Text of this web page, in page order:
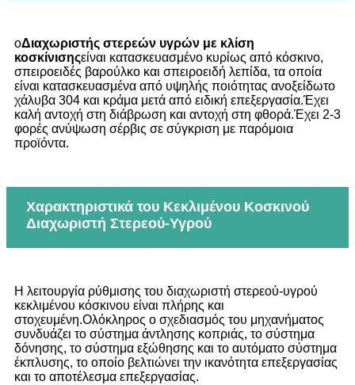
οΔιαχωριστής στερεών υγρών με κλίση
κοσκίνισηςείναι κατασκευασμένο κυρίως από κόσκινο,
σπειροειδές βαρούλκο και σπειροειδή λεπίδα, τα οποία
είναι κατασκευασμένα από υψηλής ποιότητας ανοξείδωτο
χάλυβα 304 και κράμα μετά από ειδική επεξεργασία.Έχει
καλή αντοχή στη διάβρωση και αντοχή στη φθορά.Έχει 2-3
φορές ανύψωση σέρβις σε σύγκριση με παρόμοια
προϊόντα.
Χαρακτηριστικά του Κεκλιμένου Κοσκινού
Διαχωριστή Στερεού-Υγρού
Η λειτουργία ρύθμισης του διαχωριστή στερεού-υγρού
κεκλιμένου κόσκινου είναι πλήρης και
στοχευμένη.Ολόκληρος ο σχεδιασμός του μηχανήματος
συνδυάζει το σύστημα άντλησης κοπριάς, το σύστημα
δόνησης, το σύστημα εξώθησης και το αυτόματο σύστημα
έκπλυσης, το οποίο βελτιώνει την ικανότητα επεξεργασίας
και το αποτέλεσμα επεξεργασίας.